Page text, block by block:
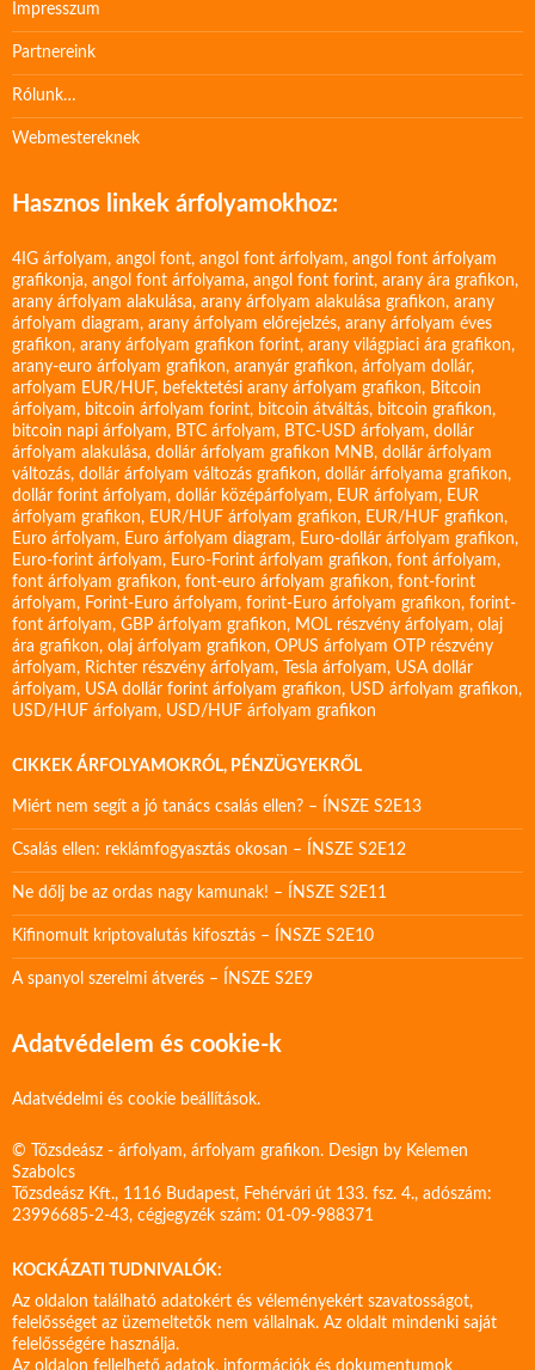
Impresszum
Partnereink
Rólunk…
Webmestereknek
Hasznos linkek árfolyamokhoz:
4IG árfolyam, angol font, angol font árfolyam, angol font árfolyam
grafikonja, angol font árfolyama, angol font forint, arany ára grafikon,
arany árfolyam alakulása, arany árfolyam alakulása grafikon, arany
árfolyam diagram, arany árfolyam előrejelzés, arany árfolyam éves
grafikon, arany árfolyam grafikon forint, arany világpiaci ára grafikon,
arany-euro árfolyam grafikon, aranyár grafikon, árfolyam dollár,
arfolyam EUR/HUF, befektetési arany árfolyam grafikon, Bitcoin
árfolyam, bitcoin árfolyam forint, bitcoin átváltás, bitcoin grafikon,
bitcoin napi árfolyam, BTC árfolyam, BTC-USD árfolyam, dollár
árfolyam alakulása, dollár árfolyam grafikon MNB, dollár árfolyam
változás, dollár árfolyam változás grafikon, dollár árfolyama grafikon,
dollár forint árfolyam, dollár középárfolyam, EUR árfolyam, EUR
árfolyam grafikon, EUR/HUF árfolyam grafikon, EUR/HUF grafikon,
Euro árfolyam, Euro árfolyam diagram, Euro-dollár árfolyam grafikon,
Euro-forint árfolyam, Euro-Forint árfolyam grafikon, font árfolyam,
font árfolyam grafikon, font-euro árfolyam grafikon, font-forint
árfolyam, Forint-Euro árfolyam, forint-Euro árfolyam grafikon, forint-
font árfolyam, GBP árfolyam grafikon, MOL részvény árfolyam, olaj
ára grafikon, olaj árfolyam grafikon, OPUS árfolyam OTP részvény
árfolyam, Richter részvény árfolyam, Tesla árfolyam, USA dollár
árfolyam, USA dollár forint árfolyam grafikon, USD árfolyam grafikon,
USD/HUF árfolyam, USD/HUF árfolyam grafikon
CIKKEK ÁRFOLYAMOKRÓL, PÉNZÜGYEKRŐL
Miért nem segít a jó tanács csalás ellen? – ÍNSZE S2E13
Csalás ellen: reklámfogyasztás okosan – ÍNSZE S2E12
Ne dőlj be az ordas nagy kamunak! – ÍNSZE S2E11
Kifinomult kriptovalutás kifosztás – ÍNSZE S2E10
A spanyol szerelmi átverés – ÍNSZE S2E9
Adatvédelem és cookie-k
Adatvédelmi és cookie beállítások.
© Tőzsdeász - árfolyam, árfolyam grafikon. Design by Kelemen
Szabolcs
Tőzsdeász Kft., 1116 Budapest, Fehérvári út 133. fsz. 4., adószám:
23996685-2-43, cégjegyzék szám: 01-09-988371
KOCKÁZATI TUDNIVALÓK:
Az oldalon található adatokért és véleményekért szavatosságot,
felelősséget az üzemeltetők nem vállalnak. Az oldalt mindenki saját
felelősségére használja.
Az oldalon fellelhető adatok, információk és dokumentumok